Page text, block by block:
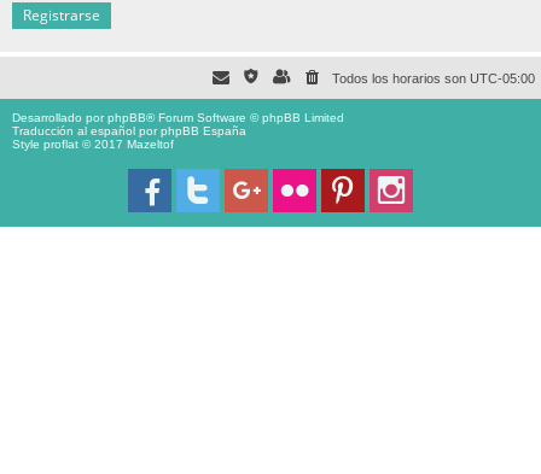
Registrarse
Todos los horarios son UTC-05:00
Desarrollado porphpBB® Forum Software © phpBB Limited
Traducción al español porphpBB España
Style proflat © 2017 Mazeltof